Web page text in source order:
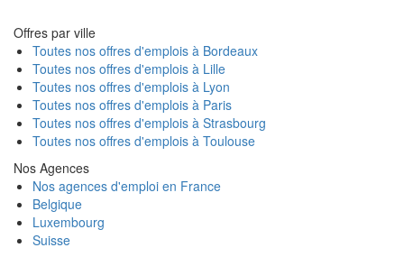
Offres par ville
Toutes nos offres d'emplois à Bordeaux
Toutes nos offres d'emplois à Lille
Toutes nos offres d'emplois à Lyon
Toutes nos offres d'emplois à Paris
Toutes nos offres d'emplois à Strasbourg
Toutes nos offres d'emplois à Toulouse
Nos Agences
Nos agences d'emploi en France
Belgique
Luxembourg
Suisse